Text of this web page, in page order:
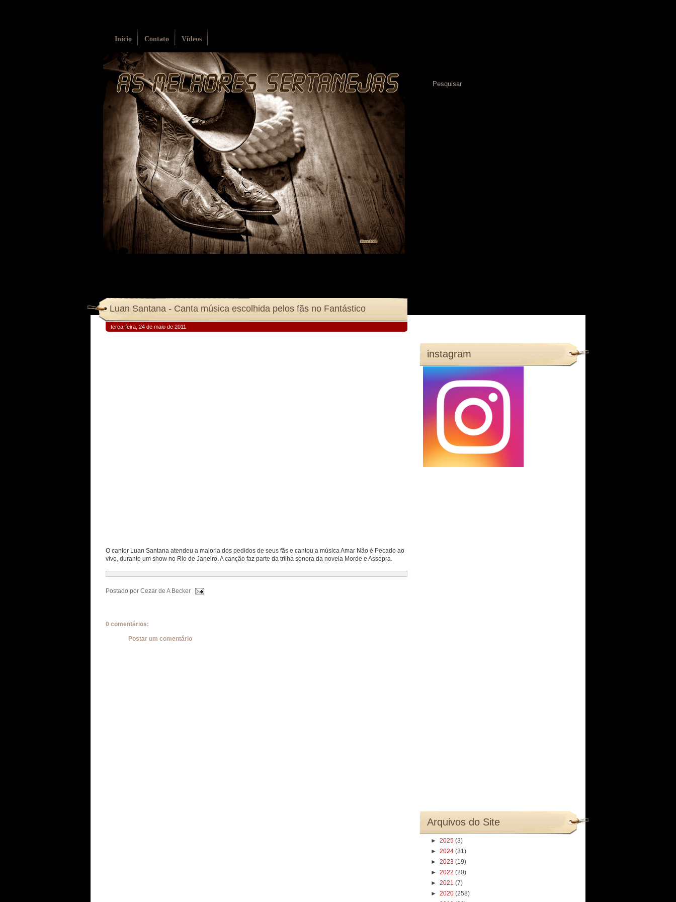
Início Contato Vídeos
Luan Santana - Canta música escolhida pelos fãs no Fantástico
terça-feira, 24 de maio de 2011
O cantor Luan Santana atendeu a maioria dos pedidos de seus fãs e cantou a música Amar Não é Pecado ao
vivo, durante um show no Rio de Janeiro. A canção faz parte da trilha sonora da novela Morde e Assopra.
Postado por Cezar de A Becker
0 comentários:
Postar um comentário
instagram
Arquivos do Site
► 2025 (3)
► 2024 (31)
► 2023 (19)
► 2022 (20)
► 2021 (7)
► 2020 (258)